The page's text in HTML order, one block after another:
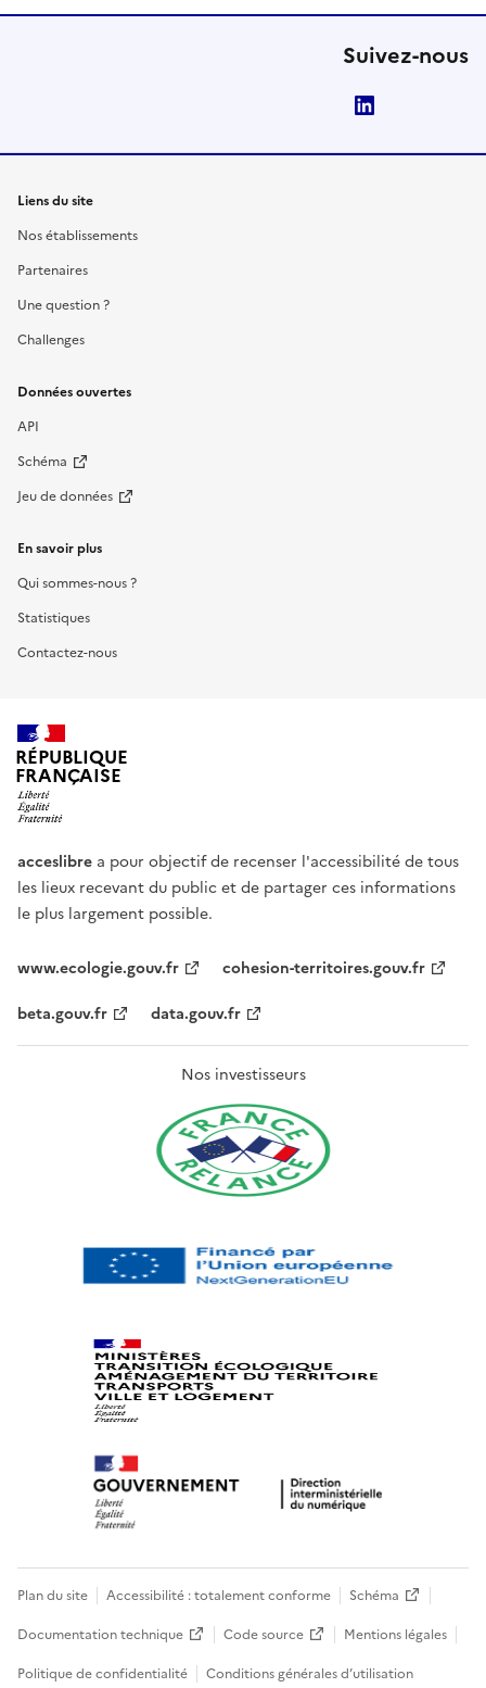
Suivez-nous
Liens du site
Nos établissements
Partenaires
Une question ?
Challenges
Données ouvertes
API
Schéma
Jeu de données
En savoir plus
Qui sommes-nous ?
Statistiques
Contactez-nous
RÉPUBLIQUE
FRANÇAISE
acceslibre a pour objectif de recenser l'accessibilité de tous
les lieux recevant du public et de partager ces informations
le plus largement possible.
www.ecologie.gouv.fr
cohesion-territoires.gouv.fr
beta.gouv.fr
data.gouv.fr
Nos investisseurs
Plan du site Accessibilité : totalement conforme
Schéma
Documentation technique
Code source
Mentions légales
Politique de confidentialité
Conditions générales d’utilisation